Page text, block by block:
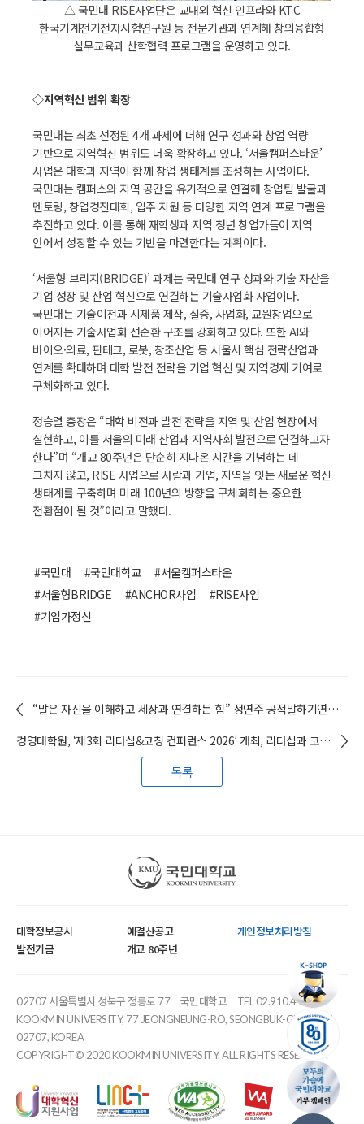
△ 국민대 RISE사업단은 교내외 혁신 인프라와 KTC
한국기계전기전자시험연구원 등 전문기관과 연계해 창의융합형
실무교육과 산학협력 프로그램을 운영하고 있다.
◇지역혁신 범위 확장
국민대는 최초 선정된 4개 과제에 더해 연구 성과와 창업 역량
기반으로 지역혁신 범위도 더욱 확장하고 있다. ‘서울캠퍼스타운’
사업은 대학과 지역이 함께 창업 생태계를 조성하는 사업이다.
국민대는 캠퍼스와 지역 공간을 유기적으로 연결해 창업팀 발굴과
멘토링, 창업경진대회, 입주 지원 등 다양한 지역 연계 프로그램을
추진하고 있다. 이를 통해 재학생과 지역 청년 창업가들이 지역
안에서 성장할 수 있는 기반을 마련한다는 계획이다.
‘서울형 브리지(BRIDGE)’ 과제는 국민대 연구 성과와 기술 자산을
기업 성장 및 산업 혁신으로 연결하는 기술사업화 사업이다.
국민대는 기술이전과 시제품 제작, 실증, 사업화, 교원창업으로
이어지는 기술사업화 선순환 구조를 강화하고 있다. 또한 AI와
바이오·의료, 핀테크, 로봇, 창조산업 등 서울시 핵심 전략산업과
연계를 확대하며 대학 발전 전략을 기업 혁신 및 지역경제 기여로
구체화하고 있다.
정승렬 총장은 “대학 비전과 발전 전략을 지역 및 산업 현장에서
실현하고, 이를 서울의 미래 산업과 지역사회 발전으로 연결하고자
한다”며 “개교 80주년은 단순히 지나온 시간을 기념하는 데
그치지 않고, RISE 사업으로 사람과 기업, 지역을 잇는 새로운 혁신
생태계를 구축하며 미래 100년의 방향을 구체화하는 중요한
전환점이 될 것”이라고 말했다.
#국민대 #국민대학교
#서울캠퍼스타운
#서울형BRIDGE
#ANCHOR사업
#RISE사업
#기업가정신
“말은 자신을 이해하고 세상과 연결하는 힘” 정연주 공적말하기연구소 대표 국민대 목요특강 초청 강연
경영대학원, ‘제3회 리더십&코칭 컨퍼런스 2026’ 개최, 리더십과 코칭의 새로운 방향을 묻다
목록
국민대학교
대학정보공시 예결산공고
개인정보처리방침
발전기금
개교 80주년
02707 서울특별시 성북구 정릉로 77 국민대학교
TEL 02.910.4114
KOOKMIN UNIVERSITY, 77 JEONGNEUNG-RO, SEONGBUK-GU, SEOUL,
02707, KOREA
COPYRIGHT© 2020 KOOKMIN UNIVERSITY. ALL RIGHTS RESERVED.